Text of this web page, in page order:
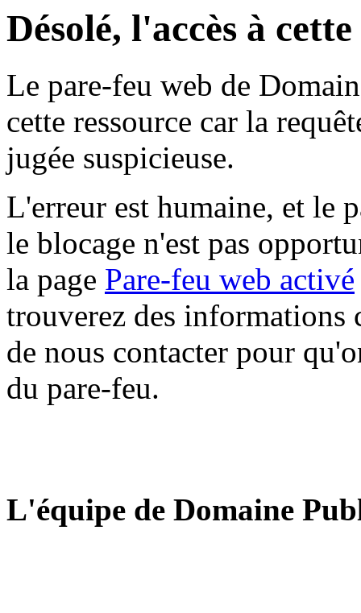
Désolé, l'accès à
Le pare-feu web de
cette ressource car la
jugée suspicieuse.
L'erreur est humaine, et le
le blocage n'est pas
la page Pare-feu web activé
trouverez des informations
de nous contacter pour
du pare-feu.
L'équipe de Domaine